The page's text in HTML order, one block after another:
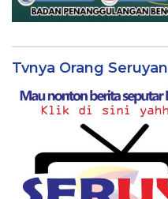
Tvnya Orang Seruyan